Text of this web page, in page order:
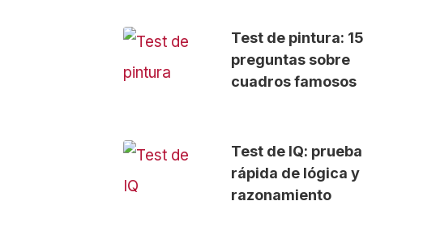
Test de pintura: 15
preguntas sobre
cuadros famosos
Test de IQ: prueba
rápida de lógica y
razonamiento